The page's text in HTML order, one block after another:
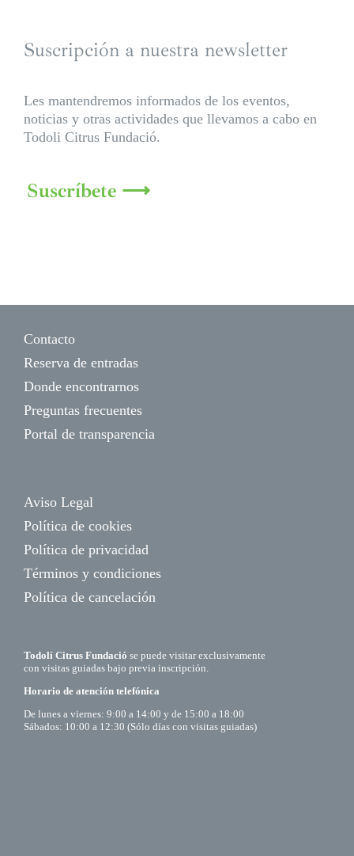
Suscripción a nuestra newsletter
Les mantendremos informados de los eventos,
noticias y otras actividades que llevamos a cabo en
Todoli Citrus Fundació.
Suscríbete ⟶
Contacto
Reserva de entradas
Donde encontrarnos
Preguntas frecuentes
Portal de transparencia
Aviso Legal
Política de cookies
Política de privacidad
Términos y condiciones
Política de cancelación
Todolí Citrus Fundació se puede visitar exclusivamente
con visitas guiadas bajo previa inscripción.
Horario de atención telefónica
De lunes a viernes: 9:00 a 14:00 y de 15:00 a 18:00
Sábados: 10:00 a 12:30 (Sólo días con visitas guiadas)